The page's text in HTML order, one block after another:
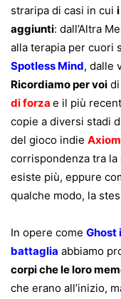
straripa di casi in cui
aggiunti: dall’Altra
alla terapia per cuori
Spotless Mind, dalle
Ricordiamo per voi di
di forza e il più
copie a diversi stadi
del gioco indie
corrispondenza tra
esiste più, eppure
qualche modo, la
In opere come Ghost
battaglia abbiamo
corpi che le loro
che erano all’inizio,